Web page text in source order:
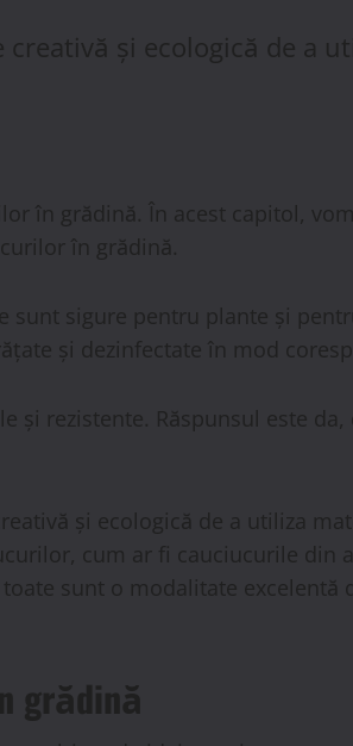
și ecologică de a
în grădină. În acest capitol,
în grădină.
sigure pentru plante și
și dezinfectate în mod
și rezistente. Răspunsul este
și ecologică de a utiliza
cum ar fi cauciucurile din
sunt o modalitate
grădină